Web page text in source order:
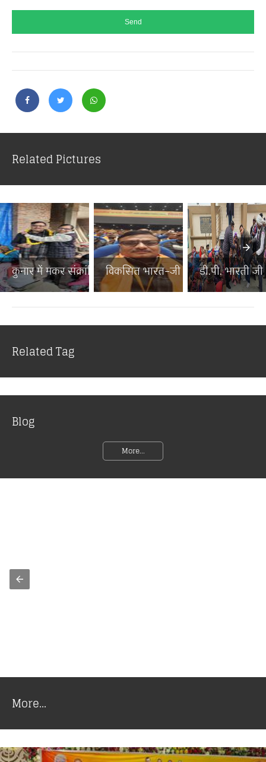
Related Pictures
कुनार में मकर संक्रांति पर...विकसित भारत–जी राम जी जनज...
डी.पी. भारती
Related Tag
Blog
More...
More...